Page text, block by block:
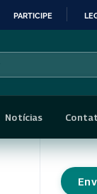
PARTICIPE
Notícias